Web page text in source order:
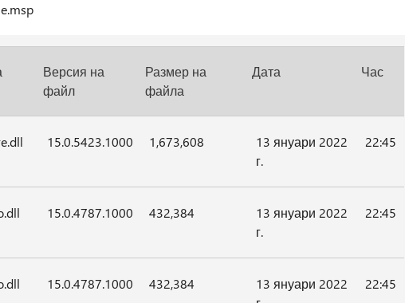
Версия на
файл
Размер на
файла
Дата Час
15.0.5423.1000 1,673,608
13 януари 2022
г.
22:45
15.0.4787.1000 432,384
13 януари 2022
г.
22:45
15.0.4787.1000 432,384
13 януари 2022
22:45